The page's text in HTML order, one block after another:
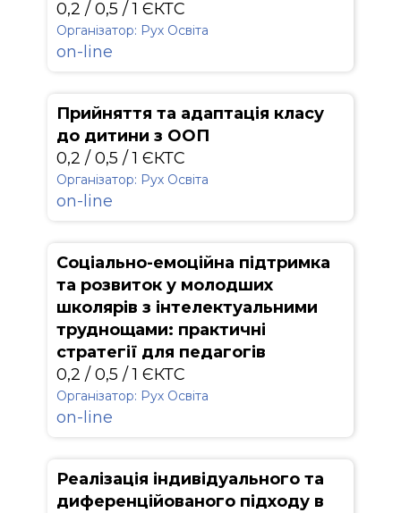
0,2 / 0,5 / 1 ЄКТС
Організатор: Рух Освіта
on-line
Прийняття та адаптація класу
до дитини з ООП
0,2 / 0,5 / 1 ЄКТС
Організатор: Рух Освіта
on-line
Соціально-емоційна підтримка
та розвиток у молодших
школярів з інтелектуальними
труднощами: практичні
стратегії для педагогів
0,2 / 0,5 / 1 ЄКТС
Організатор: Рух Освіта
on-line
Реалізація індивідуального та
диференційованого підходу в